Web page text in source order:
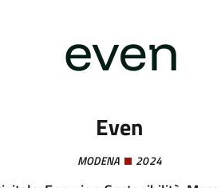
Even
MODENA 2024